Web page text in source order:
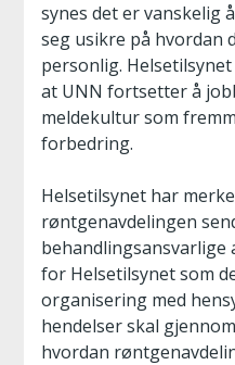
synes det er vanskelig
seg usikre på hvordan
personlig.
at UNN fortsetter å
meldekultur som
forbedring.
Helsetilsynet har
røntgenavdelingen
behandlingsansvarlige
for Helsetilsynet som
organisering med
hendelser skal
hvordan